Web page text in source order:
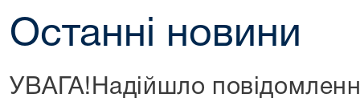
Останні новини
УВАГА!Надійшло